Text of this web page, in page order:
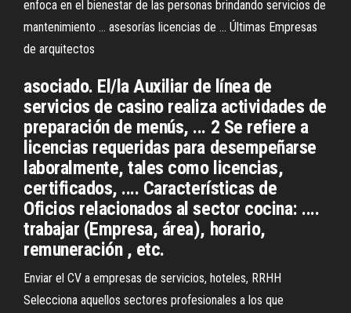
enfoca en el bienestar de las personas brindando servicios de
mantenimiento ... asesorías licencias de ... Últimas Empresas
de arquitectos
asociado. El/la Auxiliar de línea de
servicios de casino realiza actividades de
preparación de menús, ... 2 Se refiere a
licencias requeridas para desempeñarse
laboralmente, tales como licencias,
certificados, .... Características de
Oficios relacionados al sector cocina: ....
trabajar (Empresa, área), horario,
remuneración , etc.
Enviar el CV a empresas de servicios, hoteles, RRHH
Selecciona aquellos sectores profesionales a los que